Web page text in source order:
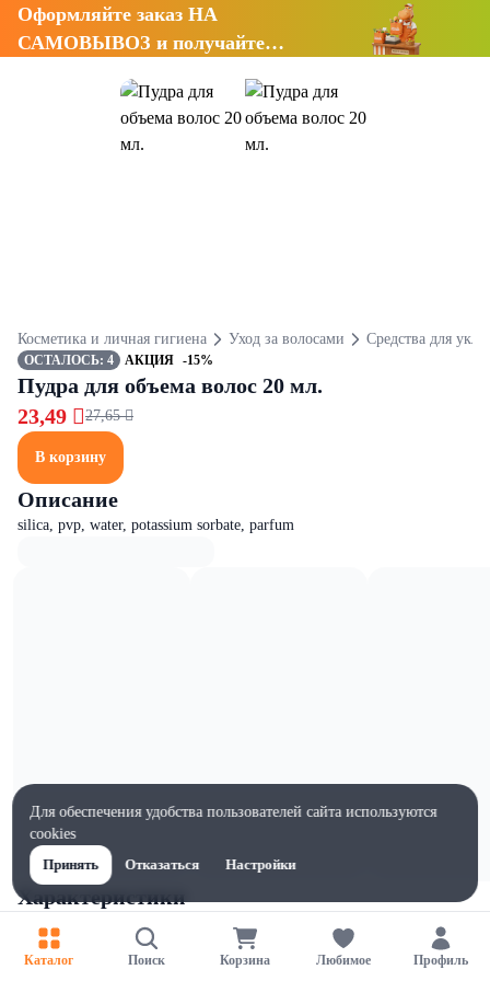
Оформляйте заказ НА
САМОВЫВОЗ и получайте
Косметика и личная гигиена Уход за волосами Средства для
ОСТАЛОСЬ: 4 АКЦИЯ -15%
Пудра для объема волос 20 мл.
23,49 27,65 
В корзину
Описание
silica, pvp, water, potassium sorbate, parfum
Характеристики
Каталог Поиск Корзина Любимое Профиль
Для обеспечения удобства пользователей сайта используются
cookies
Принять
Отказаться Настройки